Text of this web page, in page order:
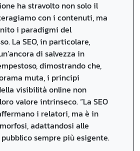
ha stravolto non solo il
con i contenuti, ma
i paradigmi del
La SEO, in particolare,
di salvezza in
dimostrando che,
muta, i principi
visibilità online non
valore intrinseco. “La SEO
i relatori, ma è in
adattandosi alle
sempre più esigente.